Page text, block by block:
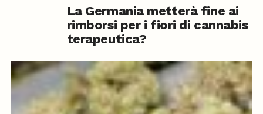
La Germania metterà fine ai
rimborsi per i fiori di cannabis
terapeutica?